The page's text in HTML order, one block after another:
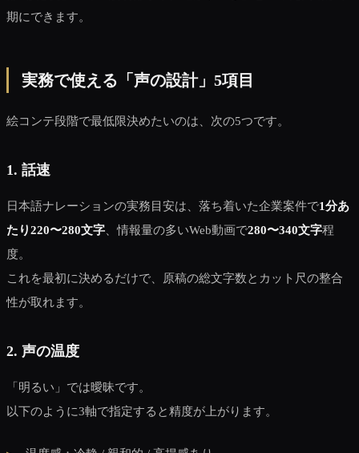
期にできます。
実務で使える「声の設計」5項目
絵コンテ段階で最低限決めたいのは、次の5つです。
1. 話速
日本語ナレーションの実務目安は、落ち着いた企業案件で1分あ
たり220〜280文字 、情報量の多いWeb動画で280〜340文字程
度。
これを最初に決めるだけで、原稿の総文字数とカット尺の整合
性が取れます。
2. 声の温度
「明るい」では曖昧です。
以下のように3軸で指定すると精度が上がります。